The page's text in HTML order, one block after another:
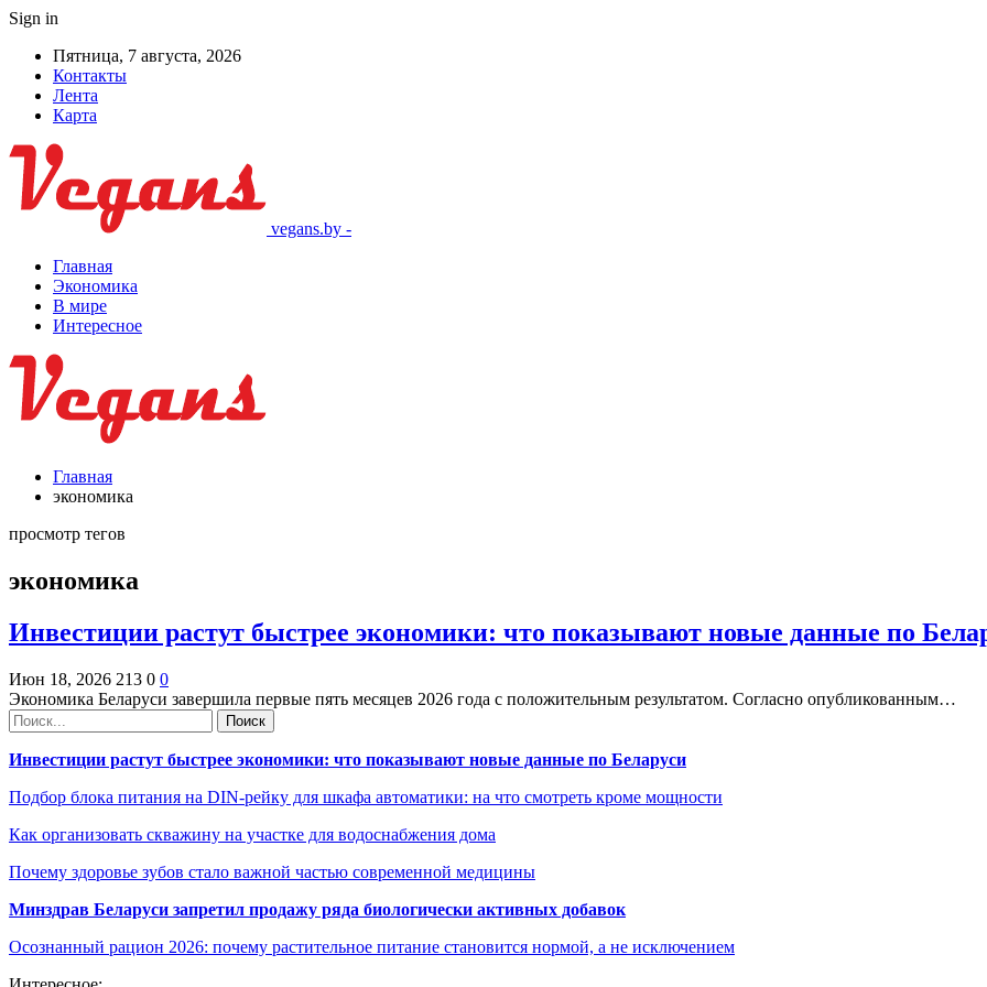
Sign in
Пятница, 7 августа, 2026
Контакты
Лента
Карта
vegans.by -
Главная
Экономика
В мире
Интересное
Главная
экономика
просмотр тегов
экономика
Инвестиции растут быстрее экономики: что показывают новые данные по
Июн 18, 2026 213 0 0
Экономика Беларуси завершила первые пять месяцев 2026 года с положительным результатом. Согласно опубликованным…
Инвестиции растут быстрее экономики: что показывают новые данные по Беларуси
Подбор блока питания на DIN-рейку для шкафа автоматики: на что смотреть кроме мощности
Как организовать скважину на участке для водоснабжения дома
Почему здоровье зубов стало важной частью современной медицины
Минздрав Беларуси запретил продажу ряда биологически активных добавок
Осознанный рацион 2026: почему растительное питание становится нормой, а не исключением